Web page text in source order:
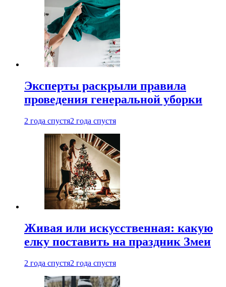
Эксперты раскрыли правила
проведения генеральной уборки
2 года спустя2 года спустя
Живая или искусственная: какую
елку поставить на праздник Змеи
2 года спустя2 года спустя